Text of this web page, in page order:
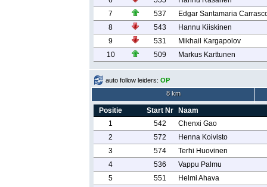
7
537
Edgar Santamaria
8
543
Hannu Kiiskinen
9
531
Mikhail Kargapolov
10
509 Markus Karttunen
auto follow leiders: OP
8 km
Positie Start Nr
Naam
1
542
Chenxi Gao
2
572
Henna Koivisto
3
574
Terhi Huovinen
4
536
Vappu Palmu
5
551
Helmi Ahava